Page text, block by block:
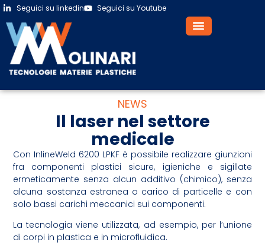
Seguici su linkedin Seguici su Youtube
NEWS
Il laser nel settore
medicale
Con InlineWeld 6200 LPKF è possibile realizzare giunzioni
fra componenti plastici sicure, igieniche e sigillate
ermeticamente senza alcun additivo (chimico), senza
alcuna sostanza estranea o carico di particelle e con
solo bassi carichi meccanici sui componenti.
La tecnologia viene utilizzata, ad esempio, per l’unione
di corpi in plastica e in microfluidica.